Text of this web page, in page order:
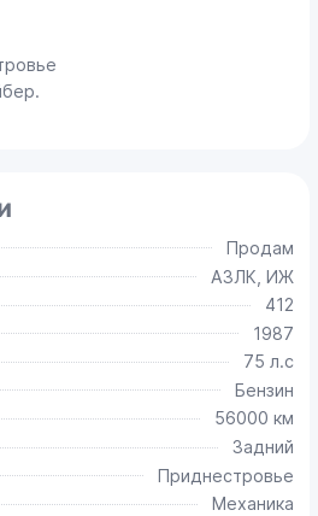
Продам
АЗЛК, ИЖ
412
1987
75 л.с
Бензин
56000 км
Задний
Приднестровье
Механика